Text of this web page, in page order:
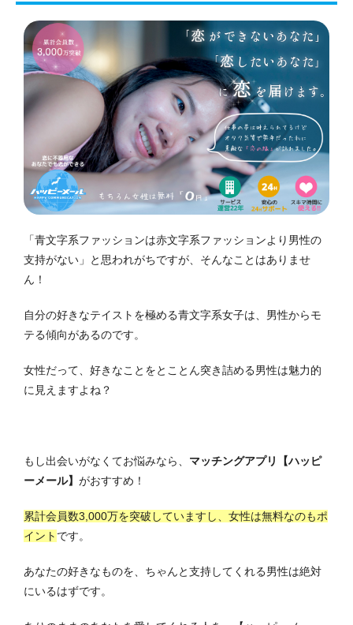
「青文字系ファッションは赤文字系ファッションより男性の
支持がない」と思われがちですが、そんなことはありませ
ん！
自分の好きなテイストを極める青文字系女子は、男性からモ
テる傾向があるのです。
女性だって、好きなことをとことん突き詰める男性は魅力的
に見えますよね？
もし出会いがなくてお悩みなら、 マッチングアプリ【ハッピ
ーメール】 がおすすめ！
累計会員数3,000万を突破していますし、女性は無料なのもポ
イント です。
あなたの好きなものを、ちゃんと支持してくれる男性は絶対
にいるはずです。